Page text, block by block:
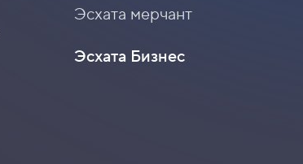
Эсхата мерчант
Эсхата Бизнес